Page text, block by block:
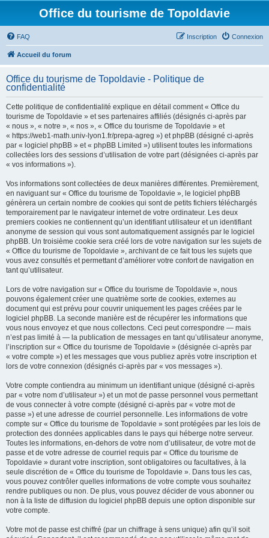
Office du tourisme de Topoldavie
FAQ Connexion
Inscription
Accueil du forum
Office du tourisme de Topoldavie - Politique de
confidentialité
Cette politique de confidentialité explique en détail comment « Office du
tourisme de Topoldavie » et ses partenaires affiliés (désignés ci-après par
« nous », « notre », « nos », « Office du tourisme de Topoldavie » et
« https://web1-math.univ-lyon1.fr/prepa-agreg ») et phpBB (désigné ci-après
par « logiciel phpBB » et « phpBB Limited ») utilisent toutes les informations
collectées lors des sessions d’utilisation de votre part (désignées ci-après par
« vos informations »).
Vos informations sont collectées de deux manières différentes. Premièrement,
en naviguant sur « Office du tourisme de Topoldavie », le logiciel phpBB
génèrera un certain nombre de cookies qui sont de petits fichiers téléchargés
temporairement par le navigateur internet de votre ordinateur. Les deux
premiers cookies ne contiennent qu’un identifiant utilisateur et un identifiant
anonyme de session qui vous sont automatiquement assignés par le logiciel
phpBB. Un troisième cookie sera créé lors de votre navigation sur les sujets de
« Office du tourisme de Topoldavie », archivant de ce fait tous les sujets que
vous avez consultés et permettant d’améliorer votre confort de navigation en
tant qu’utilisateur.
Lors de votre navigation sur « Office du tourisme de Topoldavie », nous
pouvons également créer une quatrième sorte de cookies, externes au
document qui est prévu pour couvrir uniquement les pages créées par le
logiciel phpBB. La seconde manière est de récupérer les informations que
vous nous envoyez et que nous collectons. Ceci peut correspondre — mais
n’est pas limité à — la publication de messages en tant qu’utilisateur anonyme,
l’inscription sur « Office du tourisme de Topoldavie » (désignée ci-après par
« votre compte ») et les messages que vous publiez après votre inscription et
lors de votre connexion (désignés ci-après par « vos messages »).
Votre compte contiendra au minimum un identifiant unique (désigné ci-après
par « votre nom d’utilisateur ») et un mot de passe personnel vous permettant
de vous connecter à votre compte (désigné ci-après par « votre mot de
passe ») et une adresse de courriel personnelle. Les informations de votre
compte sur « Office du tourisme de Topoldavie » sont protégées par les lois de
protection des données applicables dans le pays qui héberge notre serveur.
Toutes les informations, en-dehors de votre nom d’utilisateur, de votre mot de
passe et de votre adresse de courriel requis par « Office du tourisme de
Topoldavie » durant votre inscription, sont obligatoires ou facultatives, à la
seule discrétion de « Office du tourisme de Topoldavie ». Dans tous les cas,
vous pouvez contrôler quelles informations de votre compte vous souhaitez
rendre publiques ou non. De plus, vous pouvez décider de vous abonner ou
non à la liste de diffusion du logiciel phpBB depuis une option disponible sur
votre compte.
Votre mot de passe est chiffré (par un chiffrage à sens unique) afin qu’il soit